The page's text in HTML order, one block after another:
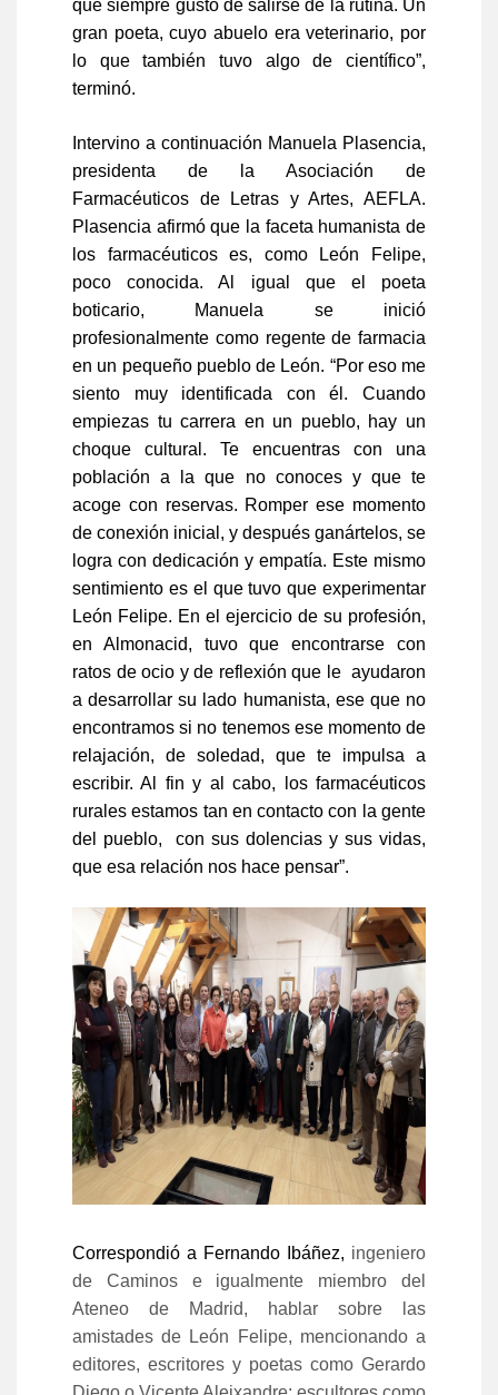
que siempre gustó de salirse de la rutina. Un
gran poeta, cuyo abuelo era veterinario, por
lo que también tuvo algo de científico”,
terminó.
Intervino a continuación Manuela Plasencia,
presidenta de la Asociación de
Farmacéuticos de Letras y Artes, AEFLA.
Plasencia afirmó que la faceta humanista de
los farmacéuticos es, como León Felipe,
poco conocida. Al igual que el poeta
boticario, Manuela se inició
profesionalmente como regente de farmacia
en un pequeño pueblo de León. “Por eso me
siento muy identificada con él. Cuando
empiezas tu carrera en un pueblo, hay un
choque cultural. Te encuentras con una
población a la que no conoces y que te
acoge con reservas. Romper ese momento
de conexión inicial, y después ganártelos, se
logra con dedicación y empatía. Este mismo
sentimiento es el que tuvo que experimentar
León Felipe. En el ejercicio de su profesión,
en Almonacid, tuvo que encontrarse con
ratos de ocio y de reflexión que le ayudaron
a desarrollar su lado humanista, ese que no
encontramos si no tenemos ese momento de
relajación, de soledad, que te impulsa a
escribir. Al fin y al cabo, los farmacéuticos
rurales estamos tan en contacto con la gente
del pueblo, con sus dolencias y sus vidas,
que esa relación nos hace pensar”.
Correspondió a Fernando Ibáñez, ingeniero
de Caminos e igualmente miembro del
Ateneo
de Madrid, hablar sobre las
amistades de León Felipe, mencionando a
editores, escritores y poetas como Gerardo